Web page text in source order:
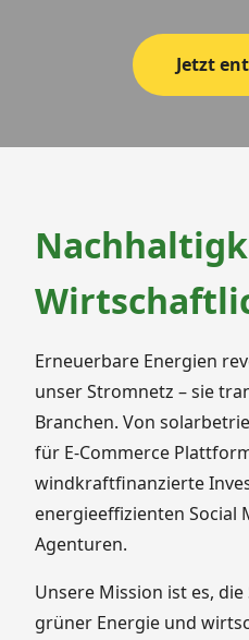
Jetzt
Erneuerbare Energien
unser Stromnetz – sie
Branchen. Von
für E-Commerce
windkraftfinanzierte
energieeffizienten Social
Agenturen.
Unsere Mission ist es,
grüner Energie und